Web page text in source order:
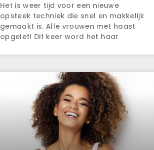
Het is weer tijd voor een nieuwe
opsteek techniek die snel en makkelijk
gemaakt is. Alle vrouwen met haast
opgelet! Dit keer word het haar